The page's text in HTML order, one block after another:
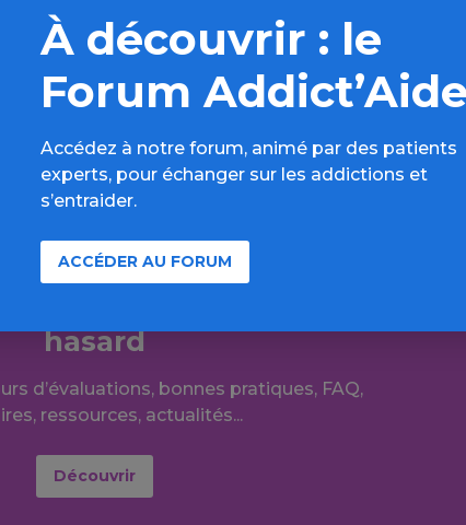
qui profite à «l’action sociale, à la culture, au
au sport», via, notamment, sa société (LT du
cliquez sur « Consulter en ligne »
l’espace Jeux d’argent et de
hasard
d’évaluations, bonnes pratiques, FAQ,
ressources, actualités...
Découvrir
À découvrir : le
Forum Addict’Aide
Accédez à notre forum, animé par des patients
experts, pour échanger sur les addictions et
s’entraider.
ACCÉDER AU FORUM